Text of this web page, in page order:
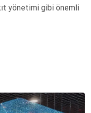
yönetimi gibi önemli